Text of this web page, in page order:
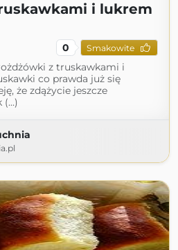
i lukrem
0 Smakowite
z truskawkami i
co prawda już się
że zdążycie jeszcze